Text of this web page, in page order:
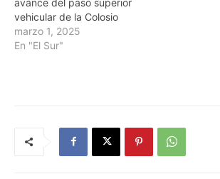
vehicular de la Colosio
marzo 1, 2025
En "El Sur"